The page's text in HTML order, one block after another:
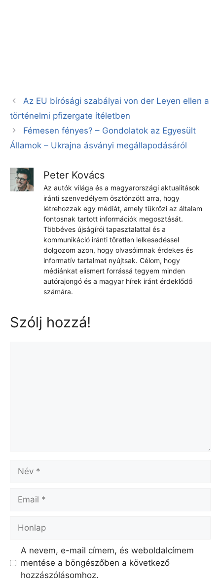
Az EU bírósági szabályai von der Leyen ellen a
történelmi pfizergate ítéletben
Fémesen fényes? – Gondolatok az Egyesült
Államok – Ukrajna ásványi megállapodásáról
Peter Kovács
Az autók világa és a magyarországi aktualitások
iránti szenvedélyem ösztönzött arra, hogy
létrehozzak egy médiát, amely tükrözi az általam
fontosnak tartott információk megosztását.
Többéves újságírói tapasztalattal és a
kommunikáció iránti töretlen lelkesedéssel
dolgozom azon, hogy olvasóimnak érdekes és
informatív tartalmat nyújtsak. Célom, hogy
médiánkat elismert forrássá tegyem minden
autórajongó és a magyar hírek iránt érdeklődő
számára.
Szólj hozzá!
Név
Email
Honlap
A nevem, e-mail címem, és weboldalcímem
mentése a böngészőben a következő
hozzászólásomhoz.